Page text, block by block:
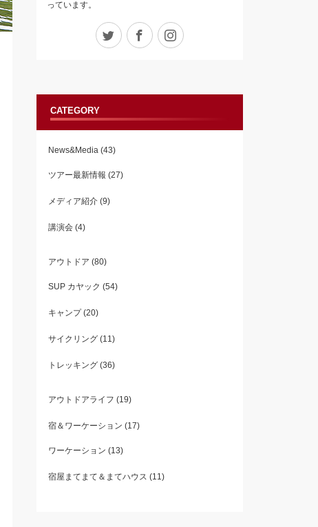
っています。
Twitter Facebook
CATEGORY
News&Media(43)
ツアー最新情報 (27)
メディア紹介(9)
講演会(4)
アウトドア (80)
SUP カヤック (54)
キャンプ(20)
サイクリング(11)
トレッキング(36)
アウトドアライフ (19)
宿＆ワーケーション (17)
ワーケーション (13)
宿屋まてまて＆まてハウス (11)